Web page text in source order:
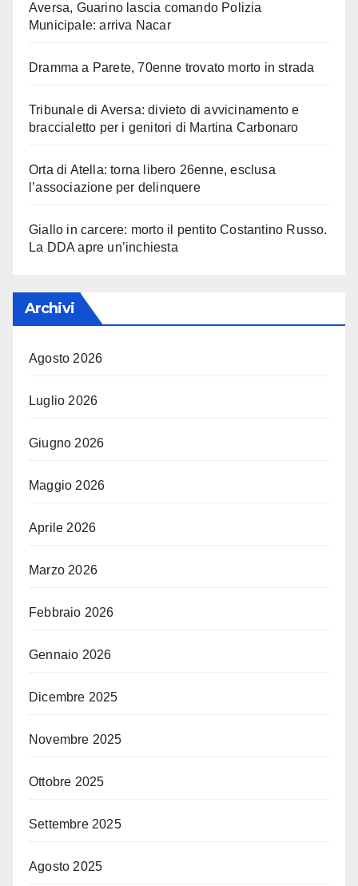
Aversa, Guarino lascia comando Polizia
Municipale: arriva Nacar
Dramma a Parete, 70enne trovato morto in strada
Tribunale di Aversa: divieto di avvicinamento e
braccialetto per i genitori di Martina Carbonaro
Orta di Atella: torna libero 26enne, esclusa
l’associazione per delinquere
Giallo in carcere: morto il pentito Costantino Russo.
La DDA apre un’inchiesta
Archivi
Agosto 2026
Luglio 2026
Giugno 2026
Maggio 2026
Aprile 2026
Marzo 2026
Febbraio 2026
Gennaio 2026
Dicembre 2025
Novembre 2025
Ottobre 2025
Settembre 2025
Agosto 2025